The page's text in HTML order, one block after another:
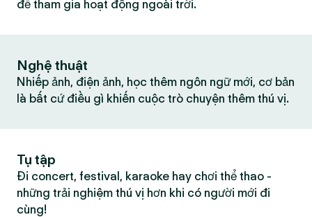
để tham gia hoạt động ngoài trời.
Nghệ thuật
Nhiếp ảnh, điện ảnh, học thêm ngôn ngữ mới, cơ bản
là bất cứ điều gì khiến cuộc trò chuyện thêm thú vị.
Tụ tập
Đi concert, festival, karaoke hay chơi thể thao -
những trải nghiệm thú vị hơn khi có người mới đi
cùng!